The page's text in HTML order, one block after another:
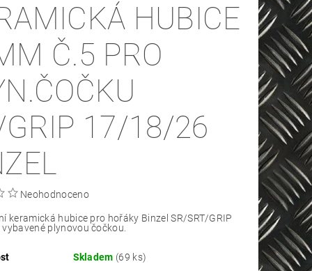
HUBICE
Č.5 PRO
GRIP 17/18/26
Neohodnoceno
keramická hubice pro hořáky Binzel SR/SRT/GRIP
plynovou čočkou.
Skladem (69 ks)